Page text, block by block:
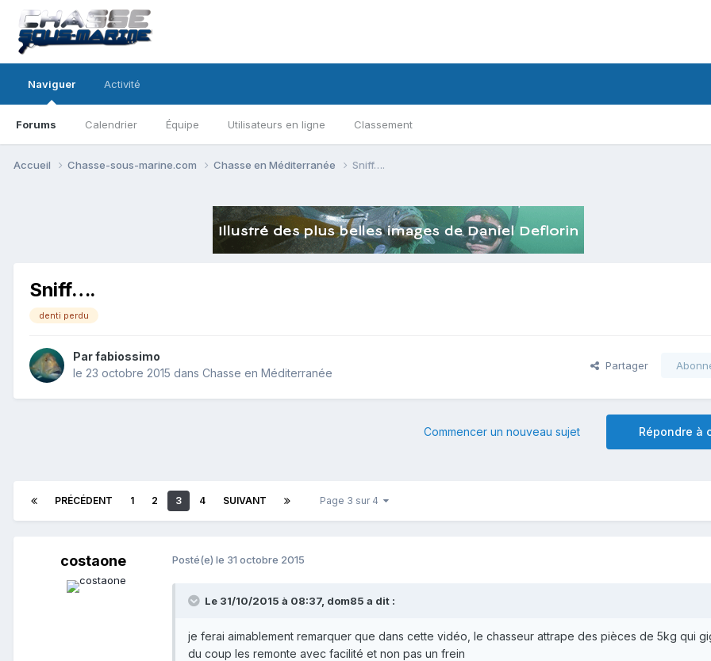
Naviguer
Forums Calendrier Équipe Utilisateurs en ligne Classement
Activité
Accueil Chasse-sous-marine.com Chasse en Méditerranée Sniff….
Sniff….
denti perdu
Parfabiossimo
le 23 octobre 2015 dans Chasse en Méditerranée
Partager
Répondre à
Commencer un nouveau sujet
PRÉCÉDENT 1 2 3 4 SUIVANT Page 3 sur 4
costaone Posté(e) le 31 octobre 2015
Le 31/10/2015 à 08:37, dom85 a dit :
je ferai aimablement remarquer que dans cette vidéo, le chasseur attrape des pièces de 5kg qui
du coup les remonte avec facilité et non pas un frein